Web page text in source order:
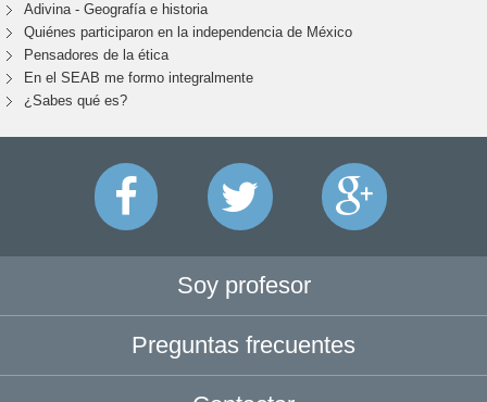
Adivina - Geografía e historia
Quiénes participaron en la independencia de México
Pensadores de la ética
En el SEAB me formo integralmente
¿Sabes qué es?
Soy profesor
Preguntas frecuentes